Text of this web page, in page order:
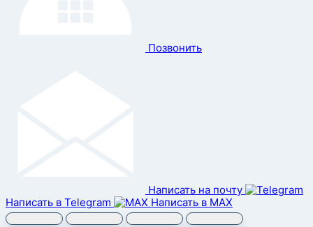
Позвонить
Написать на почту
Написать в Telegram
Написать в MAX